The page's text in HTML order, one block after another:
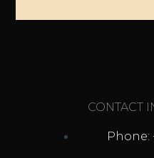
CONTACT
Phone: